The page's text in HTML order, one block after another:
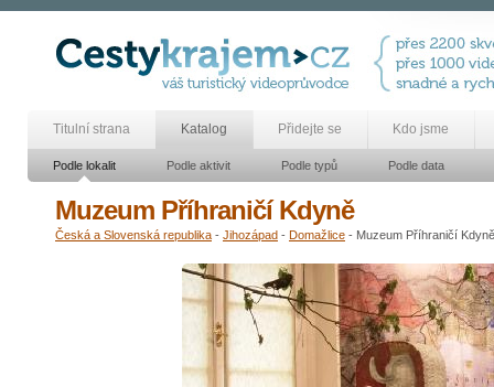
Titulní strana Katalog Přidejte se Kdo jsme
Podle lokalit Podle aktivit Podle typů Podle data
Muzeum Příhraničí Kdyně
Česká a Slovenská republika - Jihozápad - Domažlice - Muzeum Příhraničí Kdyně